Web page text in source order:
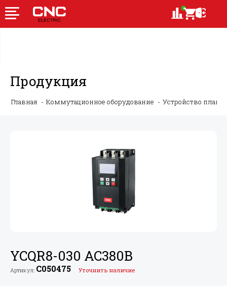
Продукция
Главная Коммутационное оборудование Устройство
YCQR8-030 AC380В
Артикул: C050475 Уточнить наличие